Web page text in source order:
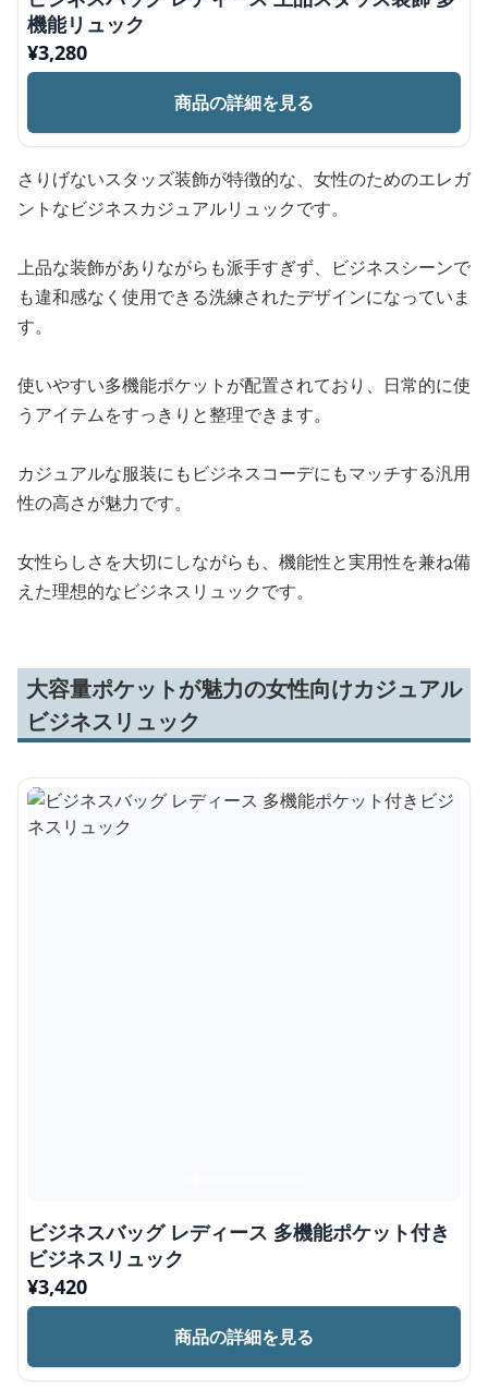
機能リュック
¥3,280
商品の詳細を見る
さりげないスタッズ装飾が特徴的な、女性のためのエレガ
ントなビジネスカジュアルリュックです。
上品な装飾がありながらも派手すぎず、ビジネスシーンで
も違和感なく使用できる洗練されたデザインになっていま
す。
使いやすい多機能ポケットが配置されており、日常的に使
うアイテムをすっきりと整理できます。
カジュアルな服装にもビジネスコーデにもマッチする汎用
性の高さが魅力です。
女性らしさを大切にしながらも、機能性と実用性を兼ね備
えた理想的なビジネスリュックです。
大容量ポケットが魅力の女性向けカジュアル
ビジネスリュック
ビジネスバッグ レディース 多機能ポケット付き
ビジネスリュック
¥3,420
商品の詳細を見る